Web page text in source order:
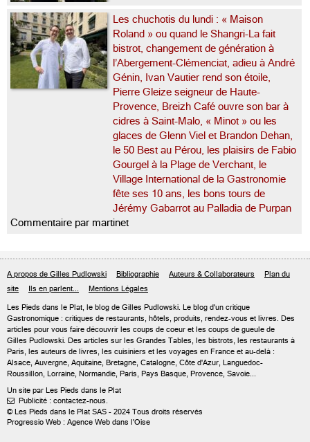
Les chuchotis du lundi : « Maison
Roland » ou quand le Shangri-La fait
bistrot, changement de génération à
l’Abergement-Clémenciat, adieu à André
Génin, Ivan Vautier rend son étoile,
Pierre Gleize seigneur de Haute-
Provence, Breizh Café ouvre son bar à
cidres à Saint-Malo, « Minot » ou les
glaces de Glenn Viel et Brandon Dehan,
le 50 Best au Pérou, les plaisirs de Fabio
Gourgel à la Plage de Verchant, le
Village International de la Gastronomie
fête ses 10 ans, les bons tours de
Jérémy Gabarrot au Palladia de Purpan
Commentaire par martinet
A propos de Gilles Pudlowski Bibliographie Auteurs & Collaborateurs
Plan du
site
Ils en parlent... Mentions Légales
Les Pieds dans le Plat, le blog de Gilles Pudlowski. Le blog d'un critique
Gastronomique : critiques de restaurants, hôtels, produits, rendez-vous et livres. Des
articles pour vous faire découvrir les coups de coeur et les coups de gueule de
Gilles Pudlowski. Des articles sur les Grandes Tables, les bistrots, les restaurants à
Paris, les auteurs de livres, les cuisiniers et les voyages en France et au-delà :
Alsace, Auvergne, Aquitaine, Bretagne, Catalogne, Côte d'Azur, Languedoc-
Roussillon, Lorraine, Normandie, Paris, Pays Basque, Provence, Savoie...
Un site par Les Pieds dans le Plat
 Publicité : contactez-nous.
© Les Pieds dans le Plat SAS - 2024 Tous droits réservés
Progressio Web : Agence Web dans l'Oise